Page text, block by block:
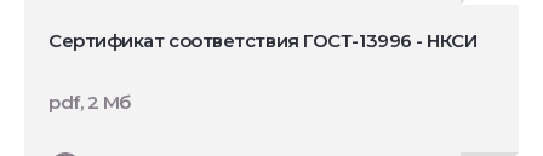
Сертификат соответствия ГОСТ-13996 - НКСИ
pdf, 2 Мб